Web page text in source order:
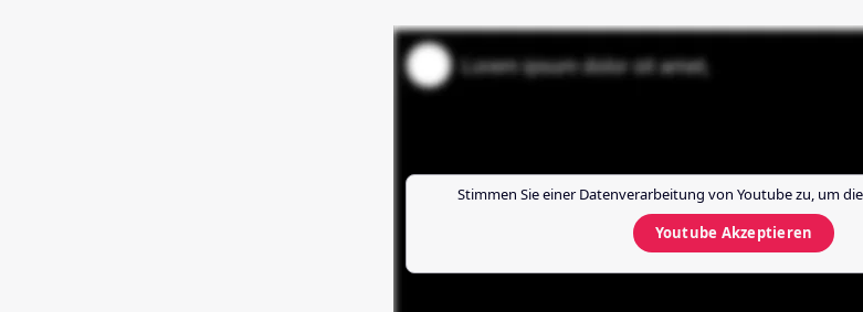
Stimmen Sie einer Datenverarbeitung von Youtubezu, um
Youtube Akzeptieren